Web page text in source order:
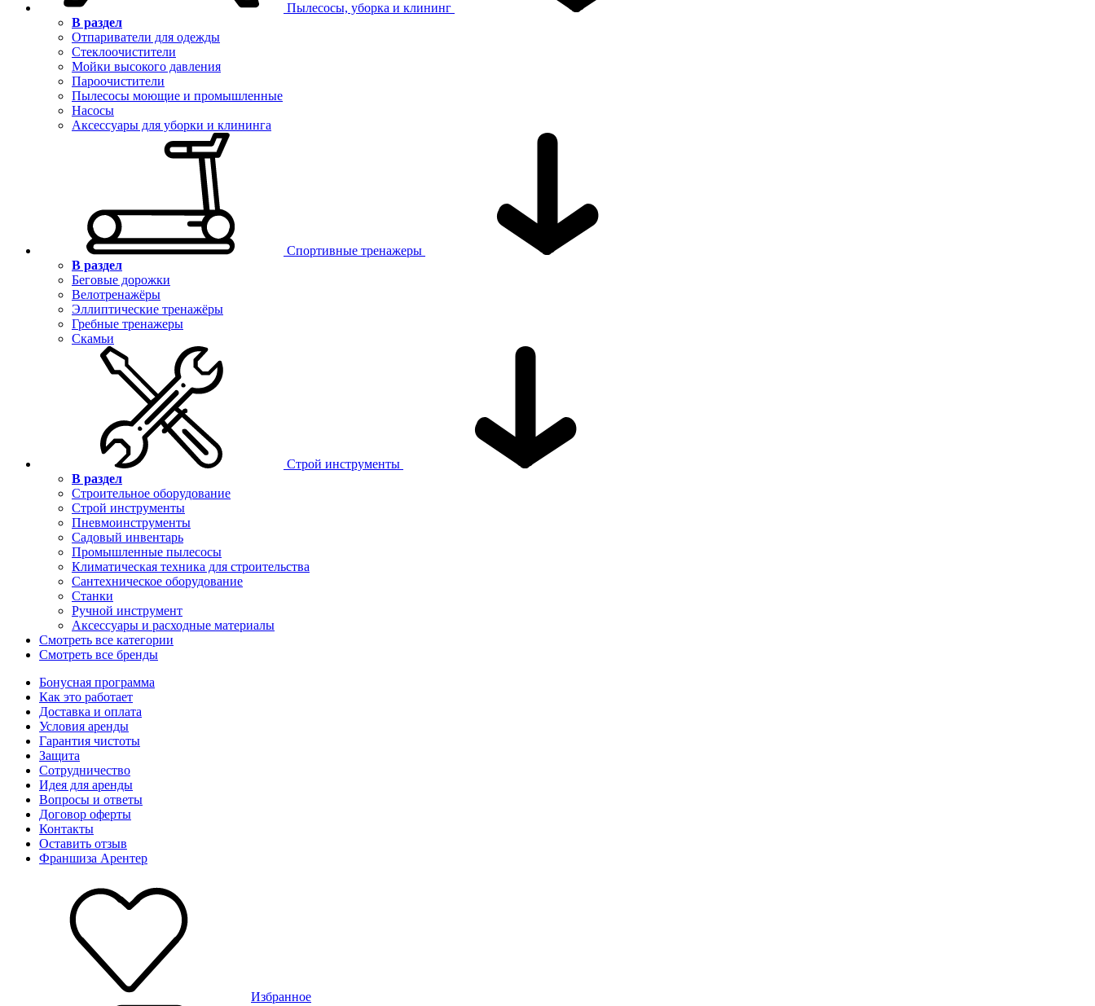
Пылесосы, уборка и клининг
В раздел
Отпариватели для одежды
Стеклоочистители
Мойки высокого давления
Пароочистители
Пылесосы моющие и промышленные
Насосы
Аксессуары для уборки и клининга
Спортивные тренажеры
В раздел
Беговые дорожки
Велотренажёры
Эллиптические тренажёры
Гребные тренажеры
Скамьи
Строй инструменты
В раздел
Строительное оборудование
Строй инструменты
Пневмоинструменты
Садовый инвентарь
Промышленные пылесосы
Климатическая техника для строительства
Сантехническое оборудование
Станки
Ручной инструмент
Аксессуары и расходные материалы
Смотреть все категории
Смотреть все бренды
Бонусная программа
Как это работает
Доставка и оплата
Условия аренды
Гарантия чистоты
Защита
Сотрудничество
Идея для аренды
Вопросы и ответы
Договор оферты
Контакты
Оставить отзыв
Франшиза Арентер
Избранное